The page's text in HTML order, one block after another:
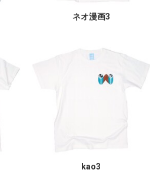
ネオ漫画3
kao3